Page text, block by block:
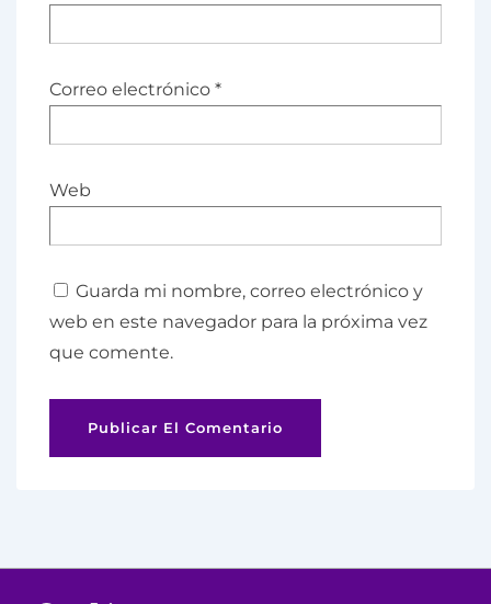
Correo electrónico *
Web
Guarda mi nombre, correo electrónico y
web en este navegador para la próxima vez
que comente.